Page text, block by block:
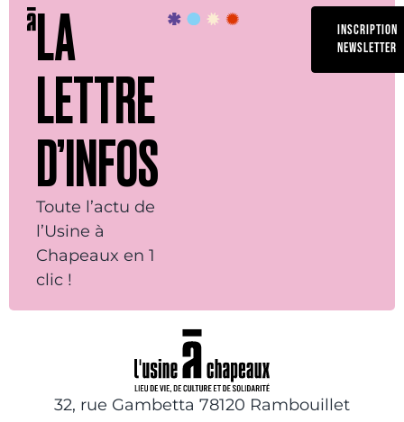
LA
LETTRE
D’INFOS
Toute l’actu de
l’Usine à
Chapeaux en 1
clic !
INSCRIPTION
NEWSLETTER
32, rue Gambetta 78120 Rambouillet